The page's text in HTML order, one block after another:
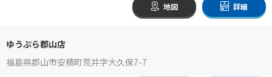
地図 詳細
ゆうぷら郡山店
福島県郡山市安積町荒井字大久保7-7